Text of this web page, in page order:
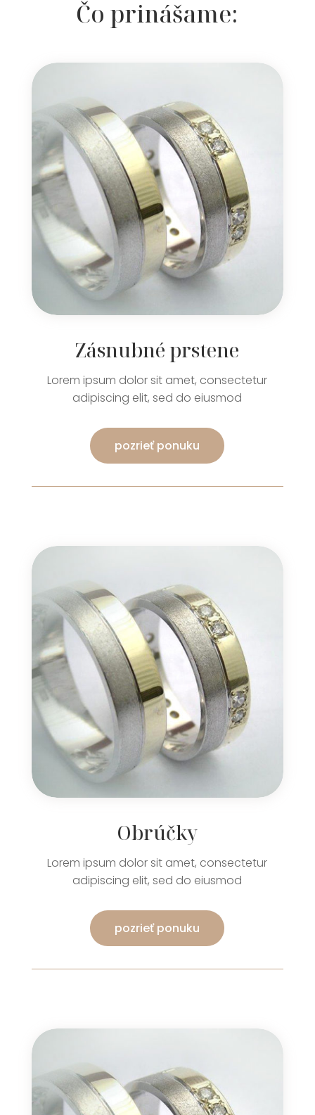
Čo prinášame:
Zásnubné prstene
Lorem ipsum dolor sit amet, consectetur
adipiscing elit, sed do eiusmod
pozrieť ponuku
Obrúčky
Lorem ipsum dolor sit amet, consectetur
adipiscing elit, sed do eiusmod
pozrieť ponuku